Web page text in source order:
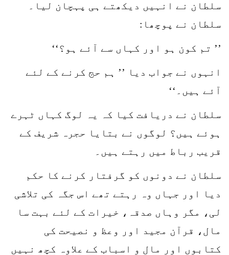
سلطان نے انہیں دیکھتے ہی پہچان لیا۔
سلطان نے پوچھا:
’’ تم کون ہو اور کہاں سے آئے ہو؟‘‘
انہوں نے جواب دیا ’’ ہم حج کرنے کے لئے
آئے ہیں۔‘‘
سلطان نے دریافت کیا کہ یہ لوگ کہاں ٹہرے
ہوئے ہیں؟ لوگوں نے بتایا حجرہ شریف کے
قریب رباط میں رہتے ہیں۔
سلطان نے دونوں کو گرفتار کرنے کا حکم
دیا اور جہاں وہ رہتے تھے اس جگہ کی تلاشی
لی، مگر وہاں صدقہ، خیرات کے لئے بہت سا
مال، قرآن مجید اور وعظ و نصیحت کی
کتابوں اور مال و اسباب کے علاوہ کچھ نہیں